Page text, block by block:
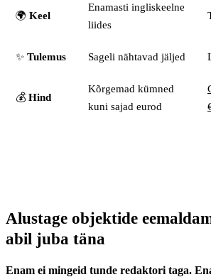
🌍 Keel
Enamasti ingliskeelne
liides
✨ Tulemus Sageli nähtavad jäljed
💰 Hind
Kõrgemad kümned
kuni sajad eurod
Alustage objektide
abil juba täna
Enam ei mingeid tunde redaktori taga.